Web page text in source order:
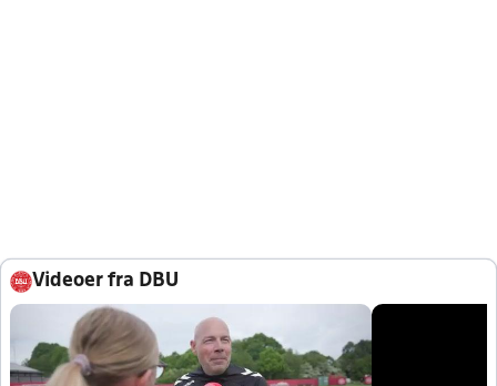
Videoer fra DBU